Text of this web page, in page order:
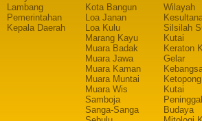
Lambang
Pemerintahan
Kepala Daerah
Kota Bangun
Loa Janan
Loa Kulu
Marang Kayu
Muara Badak
Muara Jawa
Muara Kaman
Muara Muntai
Muara Wis
Samboja
Sanga-Sanga
Wilayah
Silsilah
Kutai
Keraton
Gelar
Kutai
Budaya